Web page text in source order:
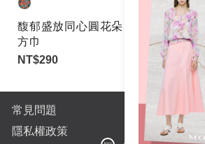
馥郁盛放同心圓花朵
方巾
NT$290
法式波
髮夾 |
NT$290
常見問題
隱私權政策